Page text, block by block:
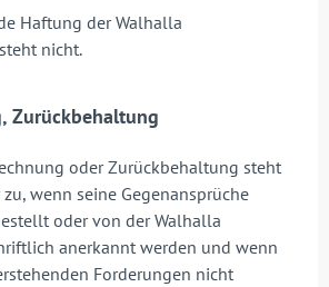
Haftung der Walhalla
nicht.
Zurückbehaltung
oder Zurückbehaltung steht
wenn seine Gegenansprüche
oder von der Walhalla
anerkannt werden und wenn
Forderungen nicht